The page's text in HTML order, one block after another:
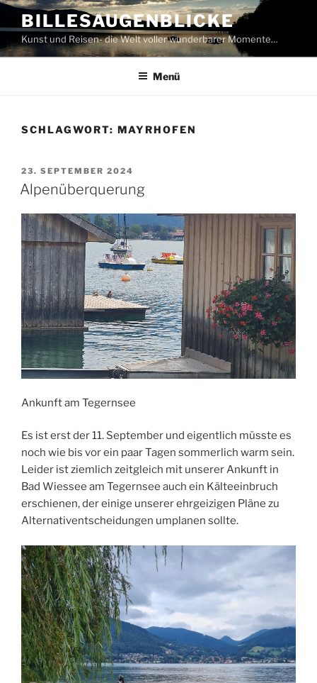
Zum
Inhalt
springen
BILLESAUGENBLICKE
Kunst und Reisen- die Welt voller wunderbarer Momente…
Menü
SCHLAGWORT: MAYRHOFEN
VERÖFFENTLICHT
AM
23. SEPTEMBER 2024
Alpenüberquerung
Ankunft am Tegernsee
Es ist erst der 11. September und eigentlich müsste es
noch wie bis vor ein paar Tagen sommerlich warm sein.
Leider ist ziemlich zeitgleich mit unserer Ankunft in
Bad Wiessee am Tegernsee auch ein Kälteeinbruch
erschienen, der einige unserer ehrgeizigen Pläne zu
Alternativentscheidungen umplanen sollte.